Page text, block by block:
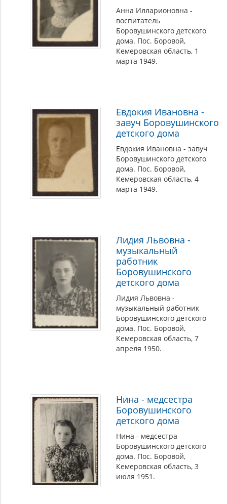
Анна Илларионовна -
воспитатель
Боровушинского детского
дома. Пос. Боровой,
Кемеровская область, 1
марта 1949.
Евдокия Ивановна -
завуч Боровушинского
детского дома
Евдокия Ивановна - завуч
Боровушинского детского
дома. Пос. Боровой,
Кемеровская область, 4
марта 1949.
Лидия Львовна -
музыкальный
работник
Боровушинского
детского дома
Лидия Львовна -
музыкальный работник
Боровушинского детского
дома. Пос. Боровой,
Кемеровская область, 7
апреля 1950.
Нина - медсестра
Боровушинского
детского дома
Нина - медсестра
Боровушинского детского
дома. Пос. Боровой,
Кемеровская область, 3
июля 1951.